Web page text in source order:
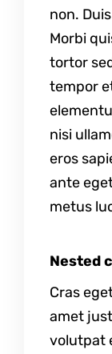
non.
Morbi
tortor
tempor
nisi
eros
ante
metus
Nested
Cras
amet
volutpat